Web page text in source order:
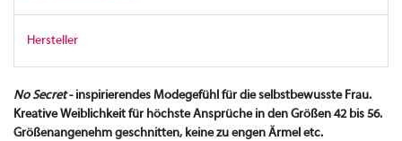
Hersteller
No Secret- inspirierendes Modegefühl für die selbstbewusste Frau.
Kreative Weiblichkeit für höchste Ansprüche in den Größen 42 bis 56.
Größenangenehm geschnitten, keine zu engen Ärmel etc.